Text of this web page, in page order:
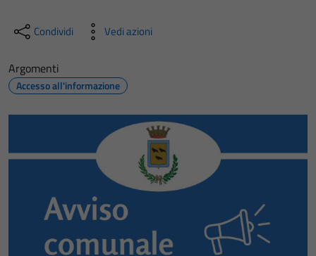
Condividi Vedi azioni
Argomenti
Accesso all'informazione